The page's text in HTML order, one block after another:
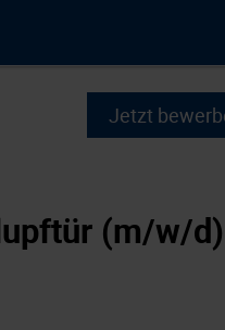
Jetzt
(m/w/d)